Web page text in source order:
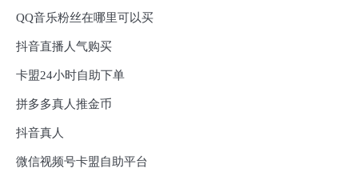
QQ音乐粉丝在哪里可以买
抖音直播人气购买
卡盟24小时自助下单
拼多多真人推金币
抖音真人
微信视频号卡盟自助平台